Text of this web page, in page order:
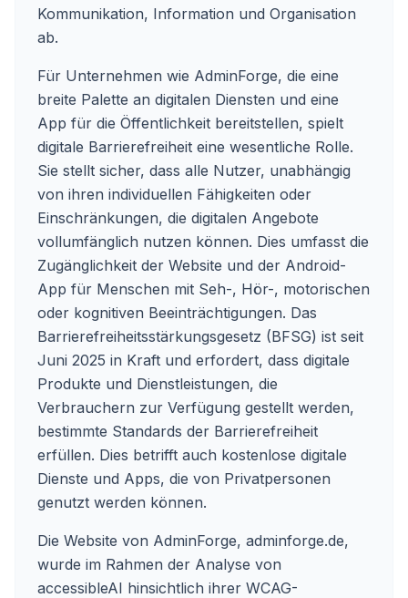
Kommunikation, Information und Organisation
ab.
Für Unternehmen wie AdminForge, die eine
breite Palette an digitalen Diensten und eine
App für die Öffentlichkeit bereitstellen, spielt
digitale Barrierefreiheit eine wesentliche Rolle.
Sie stellt sicher, dass alle Nutzer, unabhängig
von ihren individuellen Fähigkeiten oder
Einschränkungen, die digitalen Angebote
vollumfänglich nutzen können. Dies umfasst die
Zugänglichkeit der Website und der Android-
App für Menschen mit Seh-, Hör-, motorischen
oder kognitiven Beeinträchtigungen. Das
Barrierefreiheitsstärkungsgesetz (BFSG) ist seit
Juni 2025 in Kraft und erfordert, dass digitale
Produkte und Dienstleistungen, die
Verbrauchern zur Verfügung gestellt werden,
bestimmte Standards der Barrierefreiheit
erfüllen. Dies betrifft auch kostenlose digitale
Dienste und Apps, die von Privatpersonen
genutzt werden können.
Die Website von AdminForge, adminforge.de,
wurde im Rahmen der Analyse von
accessibleAI hinsichtlich ihrer WCAG-